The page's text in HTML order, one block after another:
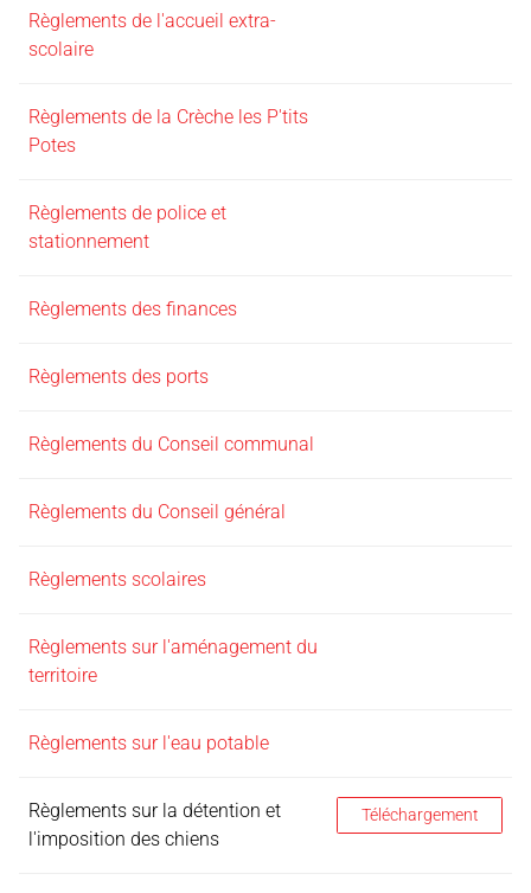
Règlements de l'accueil extra-
scolaire
Règlements de la Crèche les P'tits
Potes
Règlements de police et
stationnement
Règlements des finances
Règlements des ports
Règlements du Conseil communal
Règlements du Conseil général
Règlements scolaires
Règlements sur l'aménagement du
territoire
Règlements sur l'eau potable
Règlements sur la détention et
l'imposition des chiens
Règlements sur la
Téléchargement